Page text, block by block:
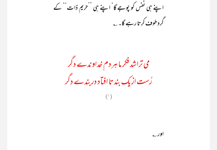
اپنے ہی نفس کو پوجے گا‘ اپنے ہی ’’حریم ذات‘‘ کے
گرد طوف کرتا رہے گا۔ ؎
می تراشد فکر ما ہردم خداوندے دگر
رُست ازیک بندتا افتاد دربندے دگر
(۱)
اور ؎